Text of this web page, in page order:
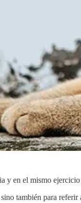
en el mismo
también para